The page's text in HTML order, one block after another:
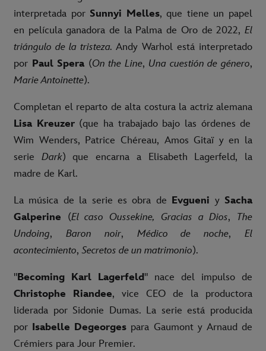
interpretada por Sunnyi Melles, que tiene un papel
en película ganadora de la Palma de Oro de 2022, El
triángulo de la tristeza.Andy Warhol está interpretado
por Paul Spera (On the Line, Una cuestión de género,
Marie Antoinette).
Completan el reparto de alta costura la actriz alemana
Lisa Kreuzer(que ha trabajado bajo las órdenes de
Wim Wenders, Patrice Chéreau, Amos Gitaï y en la
serie Dark) que encarna a Elisabeth Lagerfeld, la
madre de Karl.
La música de la serie es obra de Evgueni y Sacha
Galperine (El caso Oussekine, Gracias a Dios, The
Undoing, Baron noir, Médico de noche,El
acontecimiento,Secretos de un matrimonio).
"Becoming Karl Lagerfeld" nace del impulso de
Christophe Riandee, vice CEO de la productora
liderada por Sidonie Dumas. La serie está producida
por Isabelle Degeorges para Gaumont y Arnaud de
Crémiers para Jour Premier.